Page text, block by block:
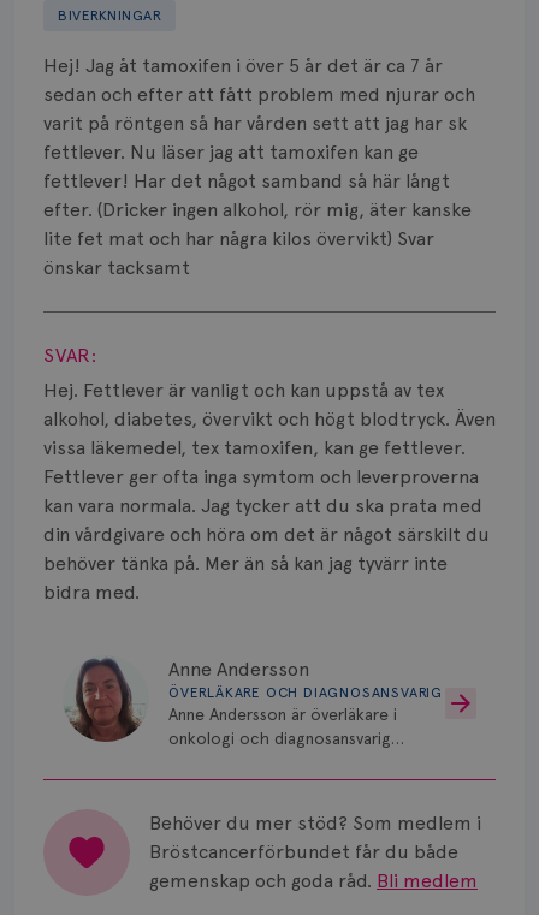
BIVERKNINGAR
Hej! Jag åt tamoxifen i över 5 år det är ca 7 år
sedan och efter att fått problem med njurar och
varit på röntgen så har vården sett att jag har sk
fettlever. Nu läser jag att tamoxifen kan ge
fettlever! Har det något samband så här långt
efter. (Dricker ingen alkohol, rör mig, äter kanske
lite fet mat och har några kilos övervikt) Svar
önskar tacksamt
Visa svar
SVAR:
Hej. Fettlever är vanligt och kan uppstå av tex
alkohol, diabetes, övervikt och högt blodtryck. Även
vissa läkemedel, tex tamoxifen, kan ge fettlever.
Fettlever ger ofta inga symtom och leverproverna
kan vara normala. Jag tycker att du ska prata med
din vårdgivare och höra om det är något särskilt du
behöver tänka på. Mer än så kan jag tyvärr inte
bidra med.
Anne Andersson
ÖVERLÄKARE OCH DIAGNOSANSVARIG
Anne Andersson är överläkare i
onkologi och diagnosansvarig
Universitetssjukhus i Umeå.
Behöver du mer stöd? Som medlem i
Bröstcancerförbundet får du både
gemenskap och goda råd. Bli medlem
Biverkningar
Bröstvårta
Knöl
Läkemedel
Typ av bröstcancer
Prognos
Risker
Spridd bröstcancer
Strålning
Vätska